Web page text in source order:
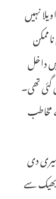
نہیں
داخل
تھی۔
مخاطب
دی
سے